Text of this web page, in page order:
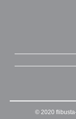
© 2020